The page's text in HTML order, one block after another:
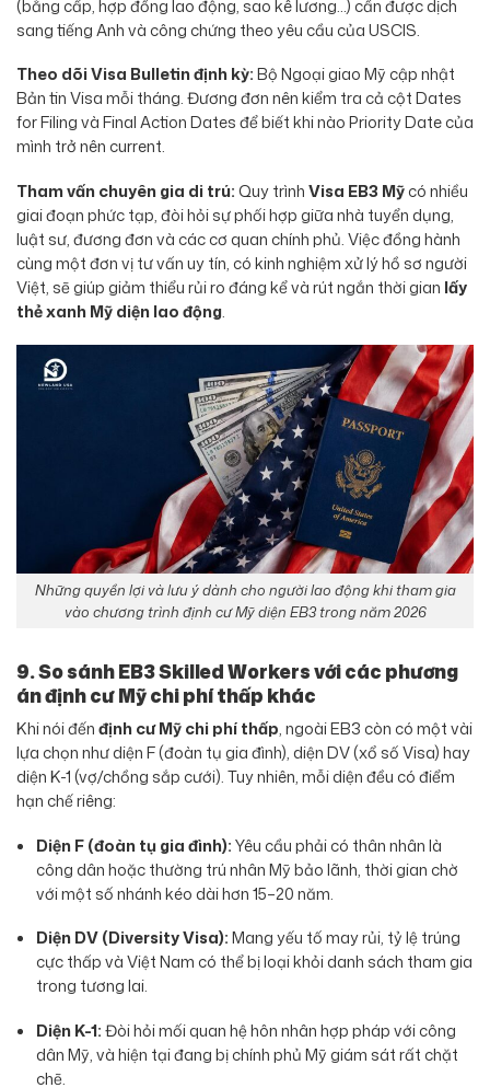
(bằng cấp, hợp đồng lao động, sao kê lương…) cần được dịch
sang tiếng Anh và công chứng theo yêu cầu của USCIS.
Theo dõi Visa Bulletin định kỳ:Bộ Ngoại giao Mỹ cập nhật
Bản tin Visa mỗi tháng. Đương đơn nên kiểm tra cả cột Dates
for Filing và Final Action Dates để biết khi nào Priority Date của
mình trở nên current.
Tham vấn chuyên gia di trú:Quy trìnhVisa EB3 Mỹcó nhiều
giai đoạn phức tạp, đòi hỏi sự phối hợp giữa nhà tuyển dụng,
luật sư, đương đơn và các cơ quan chính phủ. Việc đồng hành
cùng một đơn vị tư vấn uy tín, có kinh nghiệm xử lý hồ sơ người
Việt, sẽ giúp giảm thiểu rủi ro đáng kể và rút ngắn thời gian lấy
thẻ xanh Mỹ diện lao động.
Những quyền lợi và lưu ý dành cho người lao động khi tham gia
vào chương trình định cư Mỹ diện EB3 trong năm 2026
9. So sánh EB3 Skilled Workers với các phương
án định cư Mỹ chi phí thấp khác
Khi nói đếnđịnh cư Mỹ chi phí thấp, ngoài EB3 còn có một vài
lựa chọn như diện F (đoàn tụ gia đình), diện DV (xổ số Visa) hay
diện K-1 (vợ/chồng sắp cưới). Tuy nhiên, mỗi diện đều có điểm
hạn chế riêng:
Diện F (đoàn tụ gia đình):Yêu cầu phải có thân nhân là
công dân hoặc thường trú nhân Mỹ bảo lãnh, thời gian chờ
với một số nhánh kéo dài hơn 15–20 năm.
Diện DV (Diversity Visa):Mang yếu tố may rủi, tỷ lệ trúng
cực thấp và Việt Nam có thể bị loại khỏi danh sách tham gia
trong tương lai.
Diện K-1:Đòi hỏi mối quan hệ hôn nhân hợp pháp với công
dân Mỹ, và hiện tại đang bị chính phủ Mỹ giám sát rất chặt
chẽ.